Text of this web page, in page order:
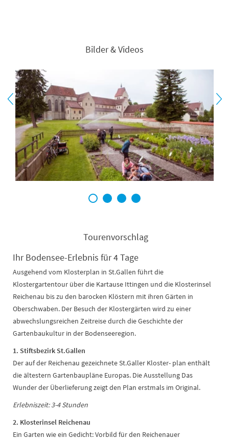
Bilder & Videos
1 2 3 4
Tourenvorschlag
Ihr Bodensee-Erlebnis für 4 Tage
Ausgehend vom Klosterplan in St.Gallen führt die
Klostergartentour über die Kartause Ittingen und die Klosterinsel
Reichenau bis zu den barocken Klöstern mit ihren Gärten in
Oberschwaben. Der Besuch der Klostergärten wird zu einer
abwechslungsreichen Zeitreise durch die Geschichte der
Gartenbaukultur in der Bodenseeregion.
1. Stiftsbezirk St.Gallen
Der auf der Reichenau gezeichnete St.Galler Kloster- plan enthält
die ältestern Gartenbaupläne Europas. Die Ausstellung Das
Wunder der Überlieferung zeigt den Plan erstmals im Original.
Erlebniszeit: 3-4 Stunden
2. Klosterinsel Reichenau
Ein Garten wie ein Gedicht: Vorbild für den Reichenauer